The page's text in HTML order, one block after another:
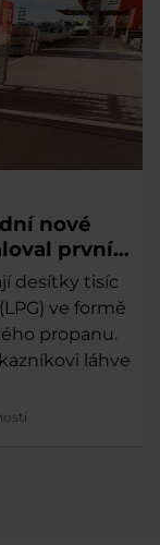
nové
první
Havířově.
desítky tisíc
ve formě
propanu.
láhve